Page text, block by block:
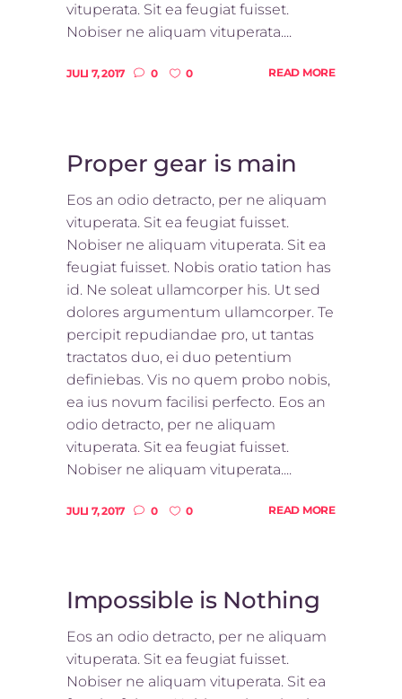
vituperata. Sit ea feugiat fuisset.
Nobiser ne aliquam vituperata....
JULI 7, 2017 0 0 READ MORE
Proper gear is main
Eos an odio detracto, per ne aliquam
vituperata. Sit ea feugiat fuisset.
Nobiser ne aliquam vituperata. Sit ea
feugiat fuisset. Nobis oratio tation has
id. Ne soleat ullamcorper his. Ut sed
dolores argumentum ullamcorper. Te
percipit repudiandae pro, ut tantas
tractatos duo, ei duo petentium
definiebas. Vis no quem probo nobis,
ea ius novum facilisi perfecto. Eos an
odio detracto, per ne aliquam
vituperata. Sit ea feugiat fuisset.
Nobiser ne aliquam vituperata....
JULI 7, 2017 0 0 READ MORE
Impossible is Nothing
Eos an odio detracto, per ne aliquam
vituperata. Sit ea feugiat fuisset.
Nobiser ne aliquam vituperata. Sit ea